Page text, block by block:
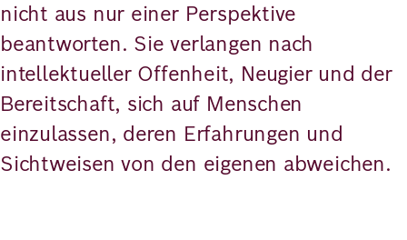
nicht aus nur einer Perspektive
beantworten. Sie verlangen nach
intellektueller Offenheit, Neugier und der
Bereitschaft, sich auf Menschen
einzulassen, deren Erfahrungen und
Sichtweisen von den eigenen abweichen.